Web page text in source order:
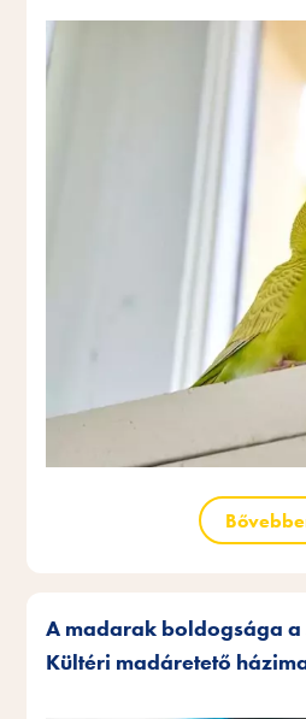
A madarak boldogsága
Kültéri madáretető